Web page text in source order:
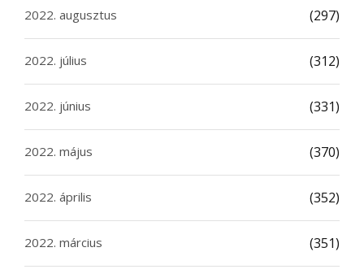
2022. augusztus (297)
2022. július (312)
2022. június (331)
2022. május (370)
2022. április (352)
2022. március (351)